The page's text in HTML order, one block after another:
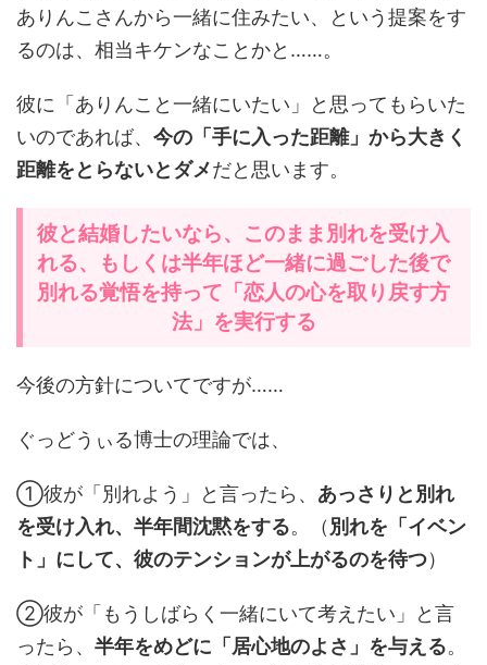
ありんこさんから一緒に住みたい、という提案をす
るのは、相当キケンなことかと……。
彼に「ありんこと一緒にいたい」と思ってもらいた
いのであれば、 今の「手に入った距離」から大きく
距離をとらないとダメだと思います。
彼と結婚したいなら、このまま別れを受け入
れる、もしくは半年ほど一緒に過ごした後で
別れる覚悟を持って「恋人の心を取り戻す方
法」を実行する
今後の方針についてですが……
ぐっどうぃる博士の理論では、
①彼が「別れよう」と言ったら、 あっさりと別れ
を受け入れ、半年間沈黙をする。（ 別れを「イベン
ト」にして、彼のテンションが上がるのを待つ）
②彼が「もうしばらく一緒にいて考えたい」と言
ったら、 半年をめどに「居心地のよさ」を与える。